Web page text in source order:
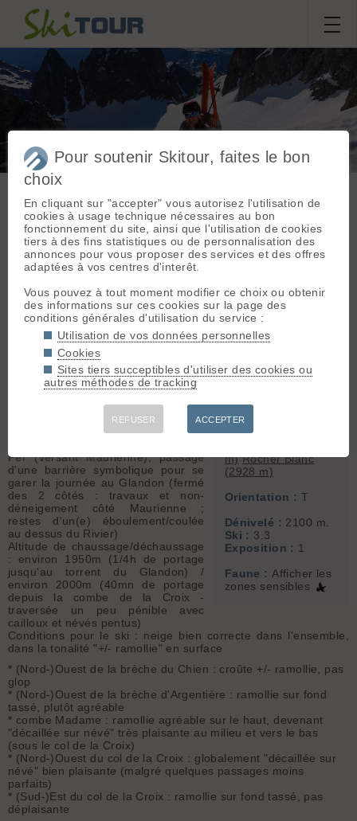
Traversée des Aiguilles
Blanc
Glandon (1924 m)
Topos associés :
Aiguilles de
l'Argentière,
Blanc, En boucle par
Sommets associés
: Aiguilles de
m) Rocher Blanc
(2928 m)
Orientation : T
Dénivelé : 2100 m.
Ski : 3.3
Exposition : 1
Faune : Afficher les
zones sensibles
Sortie dudimanche 24 mai
2026
Didyeti,Pedro
Conditions nivologiques,
accès & météo
Météo/températures : grand beau et
chaud, léger regel vite ramolli, filet
de vent par moments - bien
Conditions d'accès/altitude du
Fer (versant Maurienne), passage
d'une barrière symbolique pour se
garer la journée au Glandon (fermé
des 2 côtés : travaux et non-
déneigement côté Maurienne ;
restes d'un(e) éboulement/coulée
au dessus du Rivier)
Altitude de chaussage/déchaussage
: environ 1950m (1/4h de portage
jusqu'au torrent du Glandon) /
environ 2000m (40mn de portage
depuis la combe de la Croix -
traversée un peu pénible avec
cailloux et névés pentus)
Conditions pour le ski : neige bien correcte dans l'ensemble,
dans la tonalité "+/- ramollie" en surface
* (Nord-)Ouest de la brèche du Chien : croûte +/- ramollie, pas
glop
* (Nord-)Ouest de la brèche d'Argentière : ramollie sur fond
tassé, plutôt agréable
* combe Madame : ramollie agréable sur le haut, devenant
"décaillée sur névé" très plaisante au milieu et vers le bas
(sous le col de la Croix)
* (Nord-)Ouest du col de la Croix : globalement "décaillée sur
névé" bien plaisante (malgré quelques passages moins
parfaits)
* (Sud-)Est du col de la Croix : ramollie sur fond tassé, pas
déplaisante
Pour soutenir Skitour, faites le bon
choix
En cliquant sur "accepter" vous autorisez l'utilisation de
cookies à usage technique nécessaires au bon
fonctionnement du site, ainsi que l'utilisation de cookies
tiers à des fins statistiques ou de personnalisation des
annonces pour vous proposer des services et des offres
adaptées à vos centres d'interêt.
Vous pouvez à tout moment modifier ce choix ou obtenir
des informations sur ces cookies sur la page des
conditions générales d'utilisation du service :
Utilisation de vos données personnelles
Cookies
Sites tiers succeptibles d'utiliser des cookies ou
autres méthodes de tracking
REFUSER ACCEPTER